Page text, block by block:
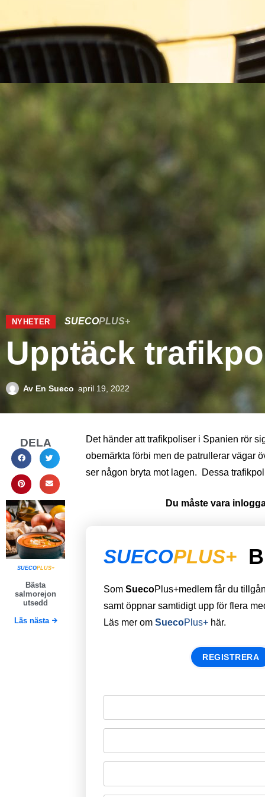
NYHETER SUECOPLUS+
Upptäck
Av En Sueco april 19, 2022
DELA
SUECOPLUS+
Bästa
salmorejon
utsedd
Läs nästa
Det händer att trafikpoliser i Spanien rör
obemärkta förbi men de patrullerar vägar
ser någon bryta mot lagen. Dessa
Du måste vara
SUECOPLUS+
Som SuecoPlus+medlem får du
samt öppnar samtidigt upp för flera
Läs mer om SuecoPlus+ här.
REGISTRERA